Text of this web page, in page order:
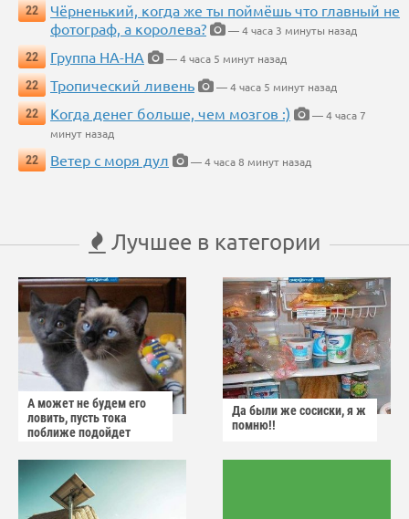
22
Чёрненький, когда же ты поймёшь что главный не
фотограф, а королева?
— 4 часа 3 минуты назад
22
Группа НА-НА
— 4 часа 5 минут назад
22
Тропический ливень
— 4 часа 5 минут назад
22
Когда денег больше, чем мозгов :)
— 4 часа 7
минут назад
22
Ветер с моря дул — 4 часа 8 минут назад
Лучшее в категории
А может не будем его
ловить, пусть тока
поближе подойдет
Да были же сосиски, я ж
помню!!